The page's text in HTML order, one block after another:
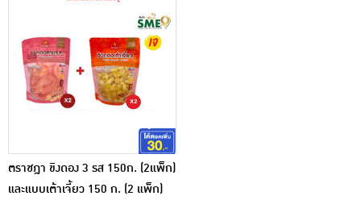
ตราชฎา ขิงดอง 3 รส 150ก. (2แพ็ก)
และแบบเต้าเจี้ยว 150 ก. (2 แพ็ก)